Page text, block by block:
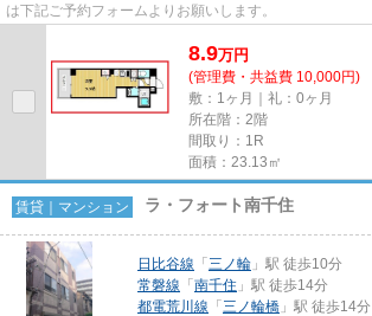
は下記ご予約フォームよりお願いします。
8.9万円
(管理費・共益費 10,000円)
敷：1ヶ月｜礼：0ヶ月
所在階：2階
間取り：1R
面積：23.13㎡
賃貸｜マンション ラ・フォート南千住
日比谷線 「 三ノ輪 」駅 徒歩10分
常磐線 「 南千住 」駅 徒歩14分
都電荒川線 「 三ノ輪橋 」駅 徒歩14分